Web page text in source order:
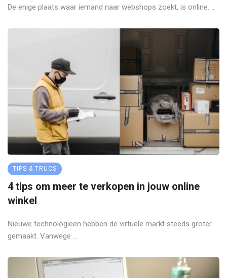
De enige plaats waar iemand naar webshops zoekt, is online. ...
TIPS & TRUCS
4 tips om meer te verkopen in jouw online
winkel
Nieuwe technologieën hebben de virtuele markt steeds groter
gemaakt. Vanwege ...